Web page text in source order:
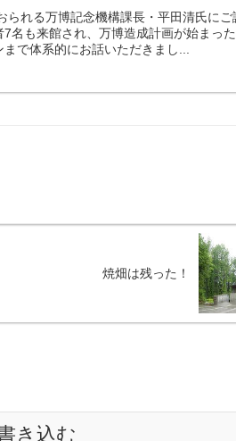
れる万博記念機構課長・平田清氏にご
名も来館され、万博造成計画が始まっ
で体系的にお話いただきまし...
焼畑は残った！
き込む